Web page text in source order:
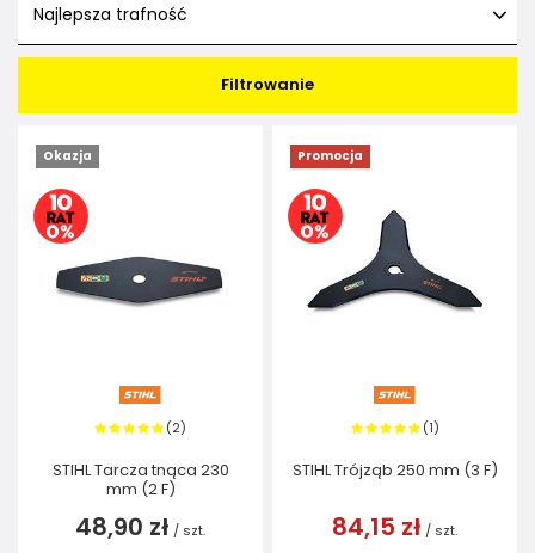
Najlepsza trafność
Filtrowanie
Okazja
(2)
STIHL Tarcza tnąca 230
mm (2 F)
48,90 zł / szt.
Promocja
(1)
STIHL Trójząb 250 mm (3 F)
84,15 zł / szt.